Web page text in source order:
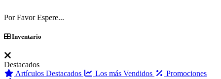
Por Favor Espere...
Inventario
Destacados
Artículos Destacados
Los más Vendidos
Promociones